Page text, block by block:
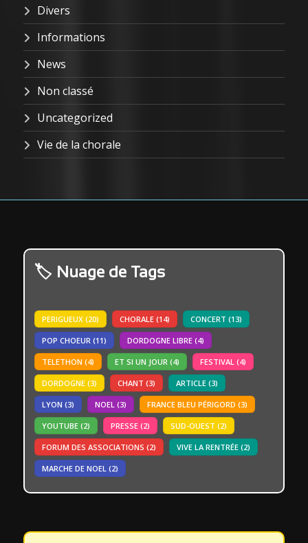
Divers
Informations
News
Non classé
Uncategorized
Vie de la chorale
Nuage de Tags
PERIGUEUX (20) CHORALE (14) CONCERT (13)
POP CHOEUR (11) DORDOGNE LIBRE (4)
TELETHON (4) ET SI UN JOUR (4) FESTIVAL (4)
DORDOGNE (3) CHANT (3) ARTICLE (3)
LYON (3) NOEL (3) FRANCE BLEU PÉRIGORD (3)
YOUTUBE (2) PRESSE (2) SUD-OUEST (2)
FORUM DES ASSOCIATIONS (2) VIVE LA RENTRÉE (2)
MARCHE DE NOEL (2)